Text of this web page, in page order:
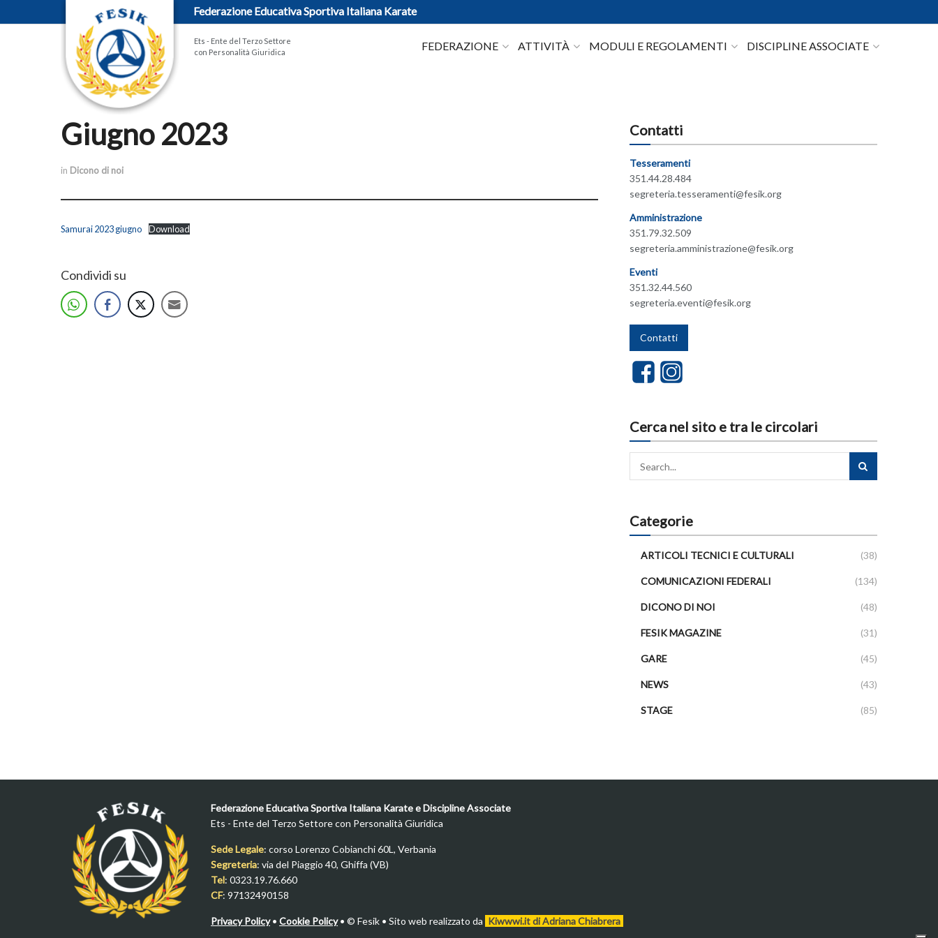
Federazione Educativa Sportiva Italiana Karate
Ets - Ente del Terzo Settore
con Personalità Giuridica
FEDERAZIONE ATTIVITÀ MODULI E REGOLAMENTI DISCIPLINE ASSOCIATE
Giugno 2023
in Dicono di noi
Samurai 2023 giugno Download
Condividi su
Contatti
Tesseramenti
351.44.28.484
segreteria.tesseramenti@fesik.org
Amministrazione
351.79.32.509
segreteria.amministrazione@fesik.org
Eventi
351.32.44.560
segreteria.eventi@fesik.org
Contatti
Cerca nel sito e tra le circolari
Categorie
ARTICOLI TECNICI E CULTURALI (38)
COMUNICAZIONI FEDERALI (134)
DICONO DI NOI (48)
FESIK MAGAZINE (31)
GARE (45)
NEWS (43)
STAGE (85)
Federazione Educativa Sportiva Italiana Karate e Discipline Associate
Ets - Ente del Terzo Settore con Personalità Giuridica
Sede Legale: corso Lorenzo Cobianchi 60L, Verbania
Segreteria: via del Piaggio 40, Ghiffa (VB)
Tel: 0323.19.76.660
CF: 97132490158
Privacy Policy• Cookie Policy• © Fesik • Sito web realizzato da Kiwwwi.it di Adriana Chiabrera